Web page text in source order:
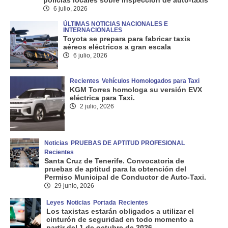
6 julio, 2026
ÚLTIMAS NOTICIAS NACIONALES E
INTERNACIONALES
Toyota se prepara para fabricar taxis
aéreos eléctricos a gran escala
6 julio, 2026
Recientes Vehículos Homologados para Taxi
KGM Torres homologa su versión EVX
eléctrica para Taxi.
2 julio, 2026
Noticias PRUEBAS DE APTITUD PROFESIONAL
Recientes
Santa Cruz de Tenerife. Convocatoria de
pruebas de aptitud para la obtención del
Permiso Municipal de Conductor de Auto-Taxi.
29 junio, 2026
Leyes Noticias Portada Recientes
Los taxistas estarán obligados a utilizar el
cinturón de seguridad en todo momento a